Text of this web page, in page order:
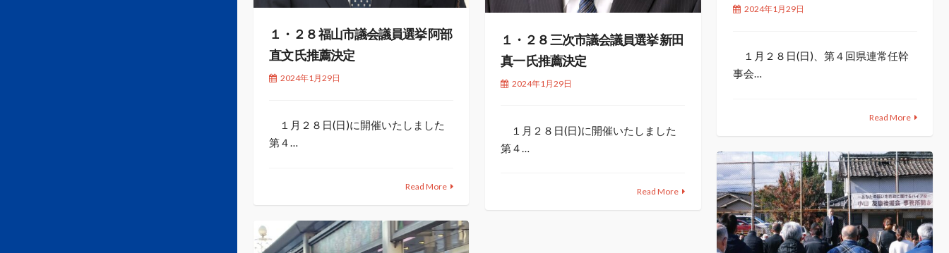
１・２８ 福山市議会議員選挙 阿部
直文 氏推薦決定
2024年1月29日
１月２８日(日)に開催いたしました
第４…
Read More
１・２８ 三次市議会議員選挙 新田
真一 氏推薦決定
2024年1月29日
１月２８日(日)に開催いたしました
第４…
Read More
2024年1月29日
１月２８日(日)、第４回県連常任幹
事会…
Read More